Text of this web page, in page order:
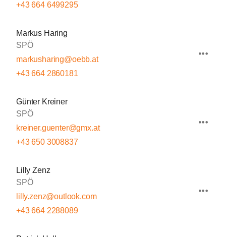
+43 664 6499295
Markus Haring
SPÖ
markusharing@oebb.at
+43 664 2860181
Günter Kreiner
SPÖ
kreiner.guenter@gmx.at
+43 650 3008837
Lilly Zenz
SPÖ
lilly.zenz@outlook.com
+43 664 2288089